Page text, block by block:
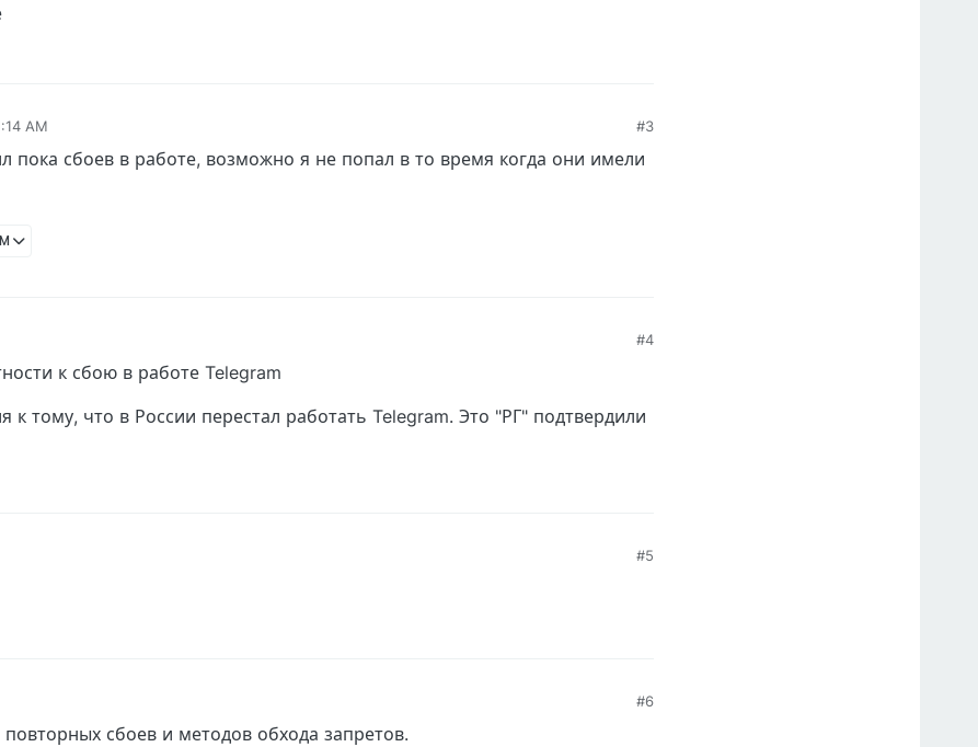
AM #3
пока сбоев в работе, возможно я не попал в то время когда они имели
#4
к сбою в работе Telegram
тому, что в России перестал работать Telegram. Это "РГ" подтвердили
#5
#6
сбоев и методов обхода запретов.